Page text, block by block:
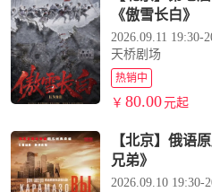
《傲雪长白》
2026.09.11 19:30-
天桥剧场
热销中
￥ 80.00元起
【北京】俄语
兄弟》
2026.09.10 19:30-